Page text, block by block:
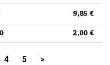
9,85 €
2,00 €
4 5 >